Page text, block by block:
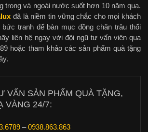
trong và ngoài nước suốt hơn 10 năm qua.
đã là niềm tin vững chắc cho mọi khách
tranh để bàn mục đồng chăn trâu thổi
liên hệ ngay với đội ngũ tư vấn viên qua
hoặc tham khảo các sản phẩm quà tặng
VẤN SẢN PHẨM QUÀ TẶNG,
VÀNG 24/7:
–0938.863.863